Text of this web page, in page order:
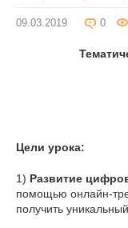
09.03.2019 0
Цели урока:
1) Развитие
помощью онлайн-
получить